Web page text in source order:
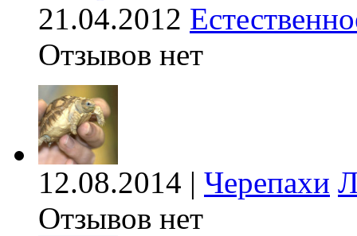
21.04.2012
Отзывов нет
12.08.2014 | Черепахи
Отзывов нет